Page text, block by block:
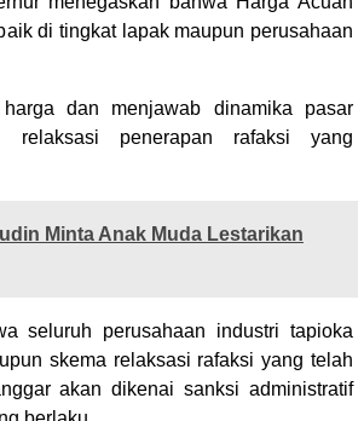
di tingkat lapak maupun perusahaan
dan menjawab dinamika pasar
relaksasi penerapan rafaksi yang
Minta Anak Muda Lestarikan
seluruh perusahaan industri tapioka
skema relaksasi rafaksi yang telah
akan dikenai sanksi administratif